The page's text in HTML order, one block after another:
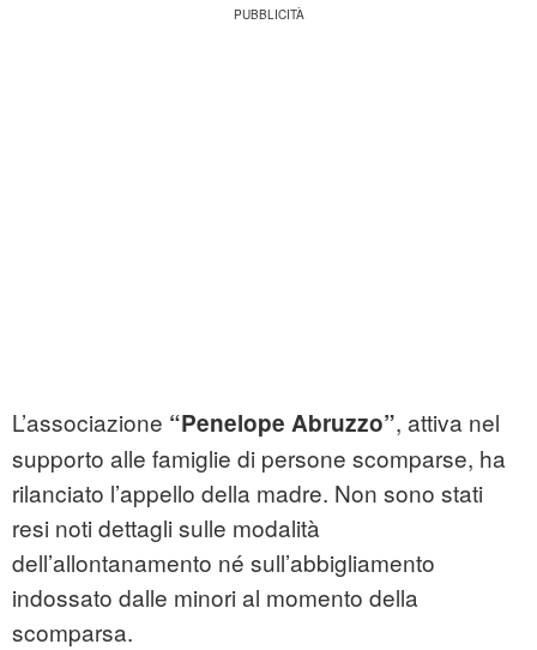
L’associazione “Penelope Abruzzo”, attiva nel
supporto alle famiglie di persone scomparse, ha
rilanciato l’appello della madre. Non sono stati
resi noti dettagli sulle modalità
dell’allontanamento né sull’abbigliamento
indossato dalle minori al momento della
scomparsa.